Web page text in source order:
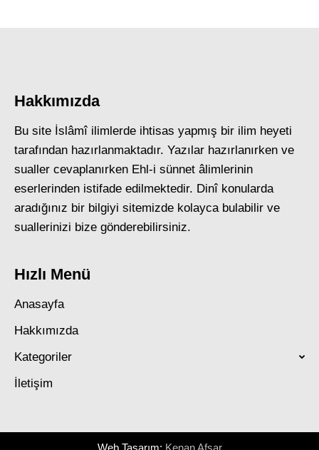
Hakkımızda
Bu site İslâmî ilimlerde ihtisas yapmış bir ilim heyeti
tarafından hazırlanmaktadır. Yazılar hazırlanırken ve
sualler cevaplanırken Ehl-i sünnet âlimlerinin
eserlerinden istifade edilmektedir. Dinî konularda
aradığınız bir bilgiyi sitemizde kolayca bulabilir ve
suallerinizi bize gönderebilirsiniz.
Hızlı Menü
Anasayfa
Hakkımızda
Kategoriler
İletişim
Web Tasarım: Kenan Afşar